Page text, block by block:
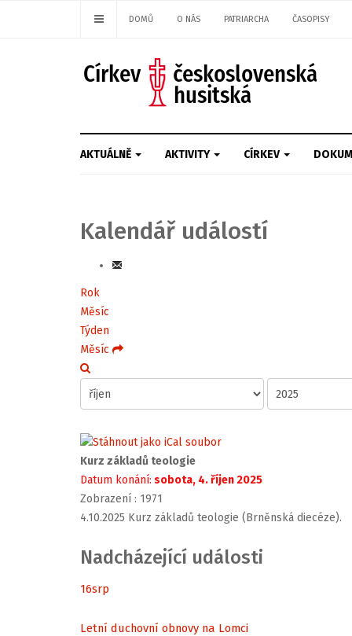
DOMŮ O NÁS PATRIARCHA ČASOPISY
AKTUÁLNĚ AKTIVITY CÍRKEV
Kalendář událostí
Rok
Měsíc
Týden
Měsíc
Kurz základů teologie
Datum konání: sobota, 4. říjen 2025
Zobrazení : 1971
4.10.2025 Kurz základů teologie (Brněnská diecéze).
Nadcházející události
16srp
Letní duchovní obnovy na Lomci